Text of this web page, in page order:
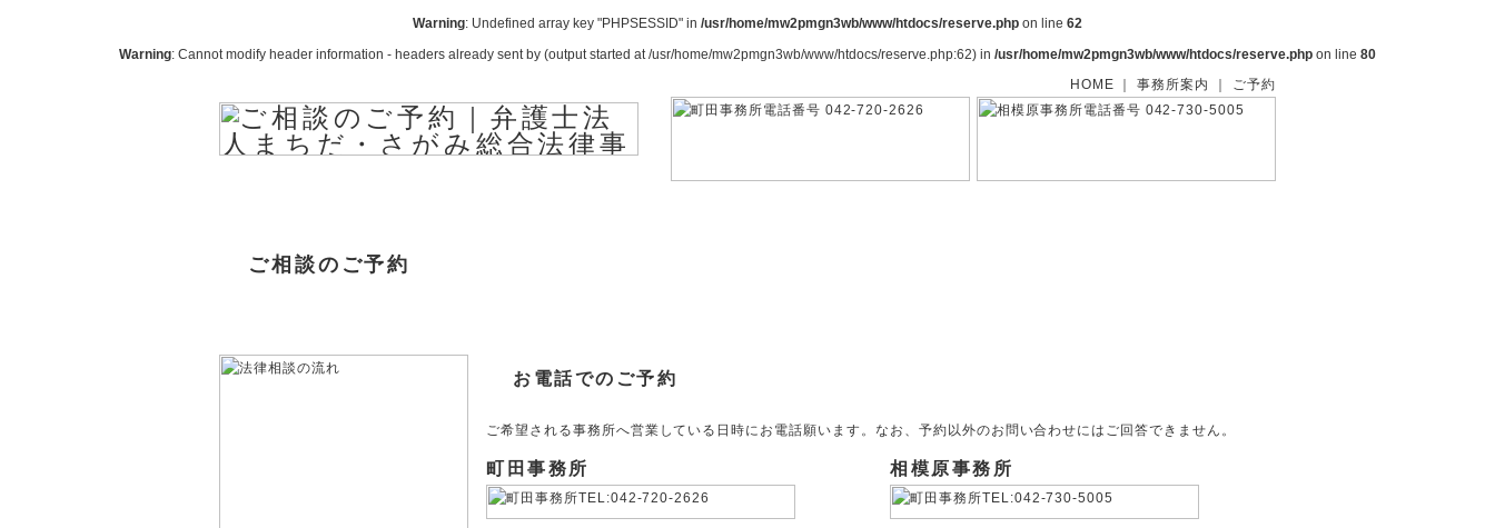
Warning: Undefined array key "PHPSESSID" in /usr/home/mw2pmgn3wb/www/htdocs/reserve.php on line 62
Warning: Cannot modify header information - headers already sent by (output started at /usr/home/mw2pmgn3wb/www/htdocs/reserve.php:62) in /usr/home/mw2pmgn3wb/www/htdocs/reserve.php on line 80
HOME
事務所案内 ご予約
ご相談のご予約
お電話でのご予約
ご希望される事務所へ営業している日時にお電話願います。なお、予約以外のお問い合わせにはご回答できません。
町田事務所 相模原事務所